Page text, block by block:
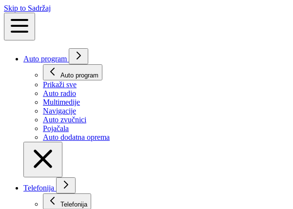
Skip to Sadržaj
Auto program
Auto program
Prikaži svе
Auto radio
Multimedije
Navigacije
Auto zvučnici
Pojačala
Auto dodatna oprema
Telefonija
Telefonija